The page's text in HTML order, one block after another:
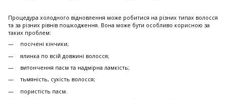
Процедура холодного відновлення може робитися на різних типах волосся
та за різних рівнів пошкодження. Вона може бути особливо корисною за
таких проблем:
посічені кінчики;
ялинка по всій довжині волосся;
витончення пасм та надмірна ламкість;
тьмяність, сухість волосся;
пористість пасм.